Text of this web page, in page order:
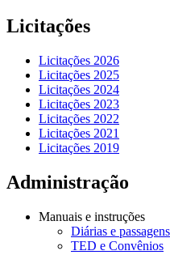
Licitações
Licitações 2026
Licitações 2025
Licitações 2024
Licitações 2023
Licitações 2022
Licitações 2021
Licitações 2019
Administração
Manuais e instruções
Diárias e passagens
TED e Convênios